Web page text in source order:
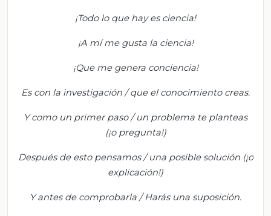
¡Todo lo que hay es ciencia!
¡A mí me gusta la ciencia!
¡Que me genera conciencia!
Es con la investigación / que el conocimiento creas.
Y como un primer paso / un problema te planteas
(¡o pregunta!)
Después de esto pensamos / una posible solución (¡o
explicación!)
Y antes de comprobarla / Harás una suposición.